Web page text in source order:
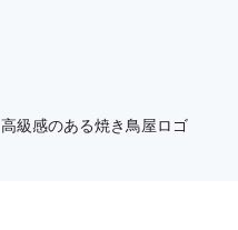
高級感のある焼き鳥屋ロゴ